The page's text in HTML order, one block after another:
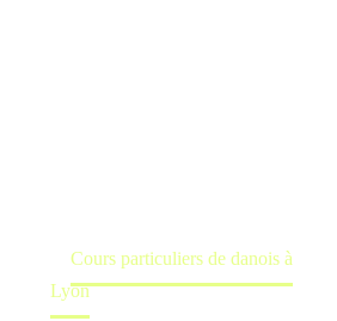
Cours particuliers de danois à
Lyon